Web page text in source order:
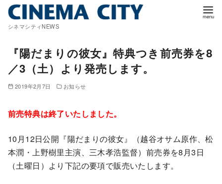
シネマシティNEWS
『陽だまりの彼女』特典つき前売券を8
／3（土）より発売します。
2019年2月7日 お知らせ
前売特典は終了いたしました。
10月12日公開『陽だまりの彼女』（越谷オサム原作、松
本潤・上野樹里主演、三木孝浩監督）前売券を8月3日
（土曜日）より下記の要項で販売いたします。